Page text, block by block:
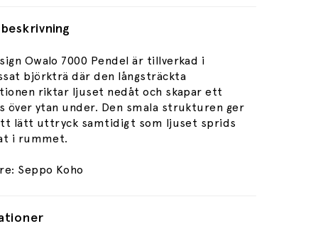
Owalo 7000 Pendel är tillverkad i
björkträ där den långsträckta
riktar ljuset nedåt och skapar ett
över ytan under. Den smala strukturen ger
lätt uttryck samtidigt som ljuset sprids
i rummet.
Seppo Koho